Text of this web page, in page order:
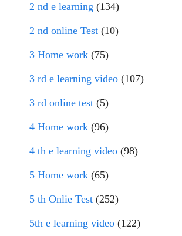
2 nd e learning (134)
2 nd online Test (10)
3 Home work (75)
3 rd e learning video (107)
3 rd online test (5)
4 Home work (96)
4 th e learning video (98)
5 Home work (65)
5 th Onlie Test (252)
5th e learning video (122)